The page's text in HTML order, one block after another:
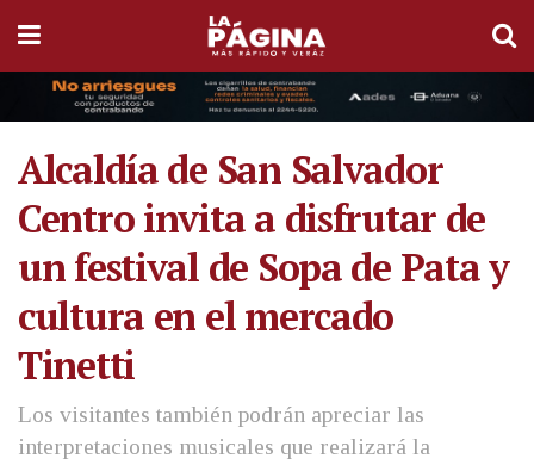
Alcaldía de San Salvador
Centro invita a disfrutar de
un festival de Sopa de Pata y
cultura en el mercado
Tinetti
Los visitantes también podrán apreciar las
interpretaciones musicales que realizará la